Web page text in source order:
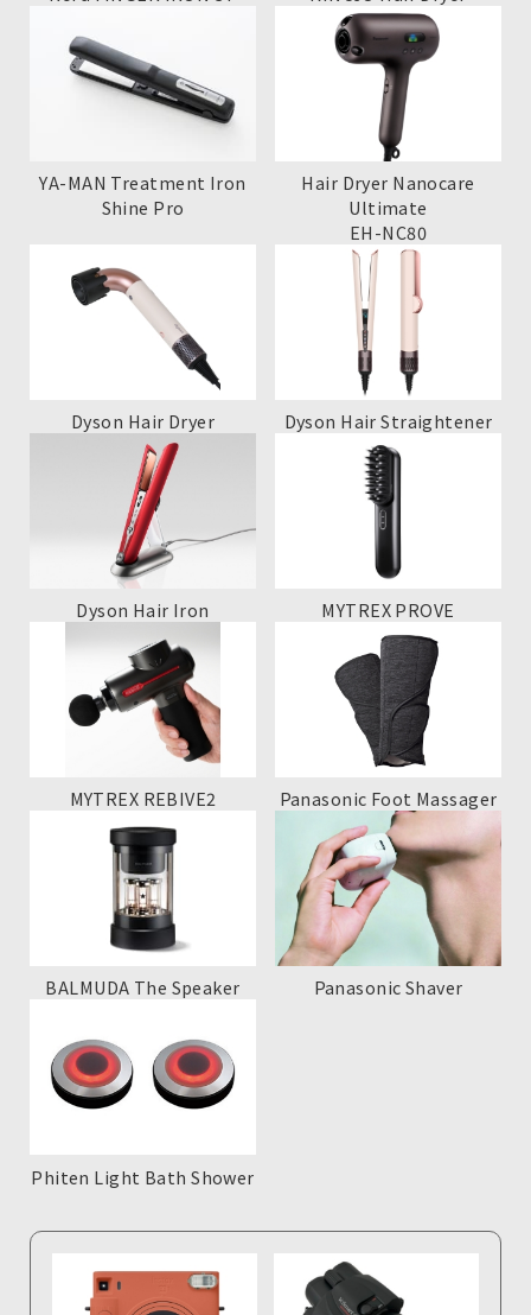
YA-MAN Treatment Iron
Shine Pro
Hair Dryer Nanocare
Ultimate
EH-NC80
Dyson Hair Dryer Dyson Hair Straightener
Dyson Hair Iron MYTREX PROVE
MYTREX REBIVE2 Panasonic Foot Massager
BALMUDA The Speaker Panasonic Shaver
Phiten Light Bath Shower